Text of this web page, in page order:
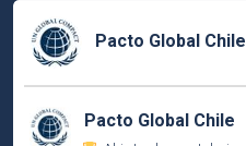
Pacto Global Chile
Pacto Global Chile